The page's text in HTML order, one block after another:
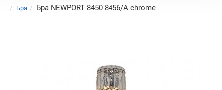
Бра Бра NEWPORT 8450 8456/A chrome